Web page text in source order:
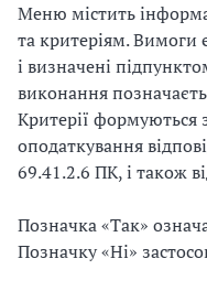
Меню містить
та критеріям. Вимоги
і визначені
виконання
Критерії формуються
оподаткування
69.41.2.6 ПК, і також
Позначка «Так»
Позначку «Ні»